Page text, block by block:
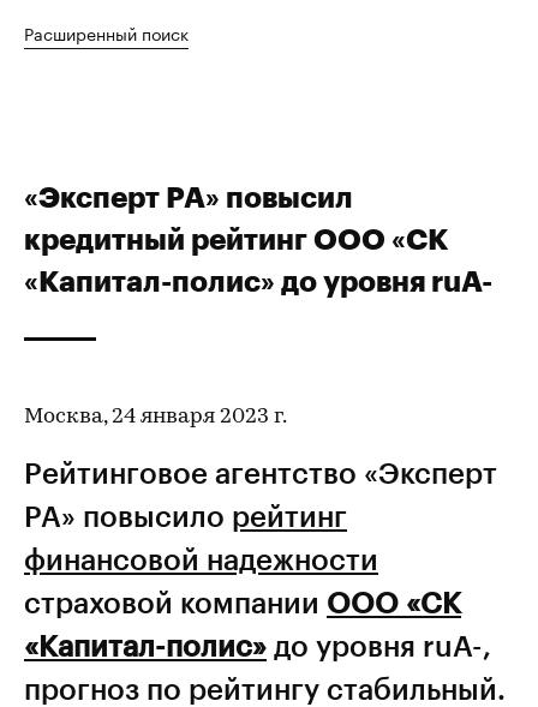
Расширенный поиск
«Эксперт РА» повысил
кредитный рейтинг ООО «СК
«Капитал-полис» до уровня ruA-
Москва, 24 января 2023 г.
Рейтинговое агентство «Эксперт
РА» повысило рейтинг
финансовой надежности
страховой компании ООО «СК
«Капитал-полис» до уровня ruA-,
прогноз по рейтингу стабильный.